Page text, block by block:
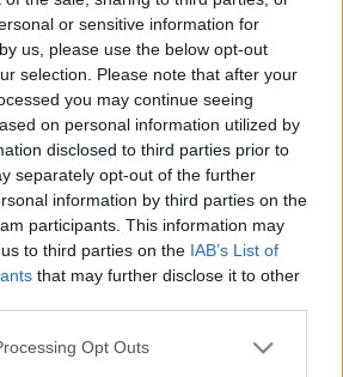
or sensitive information for
us, please use the below opt-out
selection. Please note that after your
you may continue seeing
on personal information utilized by
disclosed to third parties prior to
separately opt-out of the further
information by third parties on the
participants. This information may
to third parties on the IAB’s List of
that may further disclose it to other
app uses one or more Google
Opt Outs
posztpunk, sőt, vannak műfaji
aBorostyán az utcánkb. lo-fi
az időpedig egy lassú szám!
a káosszal is kacérkodik a
be a „minél szarabb, annál